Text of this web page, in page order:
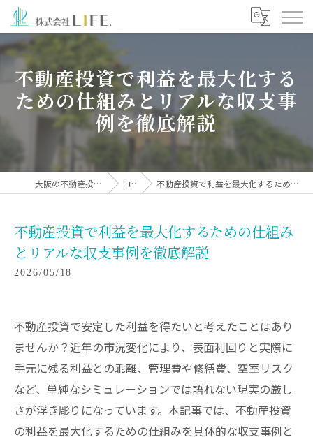
不動産投資で利益を最大化する
ための仕組みとリアルな収支事
例を徹底解説
大阪の不動産投資なら株式会社LIFE. コラム 不動産投資で利益を最大化するための仕組みとリアルな収支事例を徹底解説
不動産投資で利益を最大化するための仕組み
とリアルな収支事例を徹底解説
2026/05/18
不動産投資で安定した利益を得たいと考えたことはあり
ませんか？近年の市況変化により、表面利回りと実際に
手元に残る利益との乖離、管理費や修繕費、空室リスク
など、単純なシミュレーションでは語れない現実の厳し
さが浮き彫りになっています。本記事では、不動産投資
の利益を最大化するための仕組みを具体的な収支事例と